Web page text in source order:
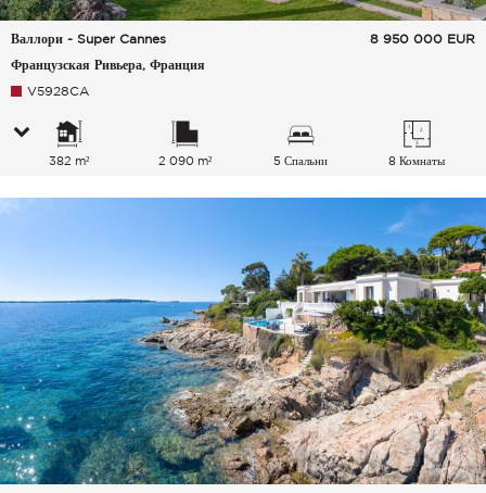
Валлори - Super Cannes
Французская Ривьера, Франция
8 950 000 EUR
V5928CA
382 m² 2 090 m² 5 Спальни 8 Комнаты